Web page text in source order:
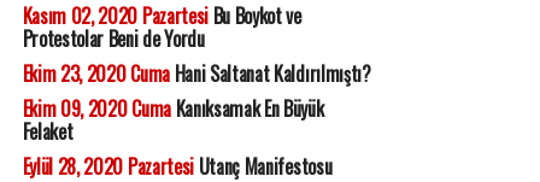
Kasım 02, 2020 PazartesiBu Boykot ve
Protestolar Beni de Yordu
Ekim 23, 2020 CumaHani Saltanat Kaldırılmıştı?
Ekim 09, 2020 CumaKanıksamak En Büyük
Felaket
Eylül 28, 2020 PazartesiUtanç Manifestosu